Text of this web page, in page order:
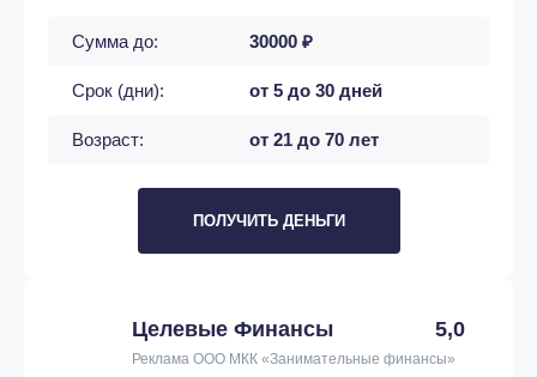
Сумма до: 30000 ₽
Срок (дни): от 5 до 30 дней
Возраст: от 21 до 70 лет
ПОЛУЧИТЬ ДЕНЬГИ
Целевые Финансы 5,0
Реклама ООО МКК «Занимательные финансы»